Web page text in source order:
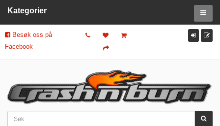
Besøk oss på
Facebook
Kategorier